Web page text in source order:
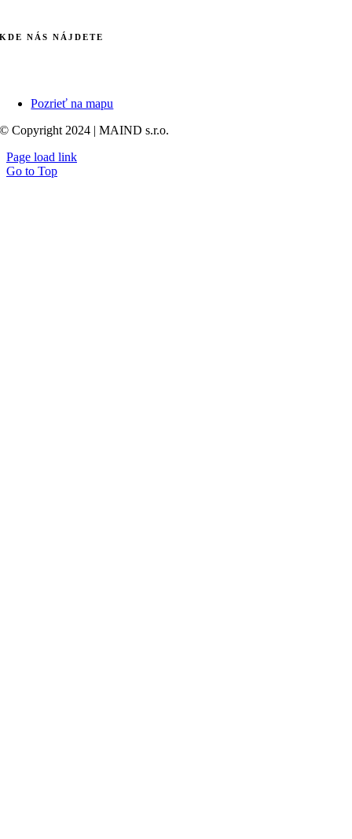
KDE NÁS NÁJDETE
Pozrieť na mapu
© Copyright 2024 | MAIND s.r.o.
Page load link
Go to Top